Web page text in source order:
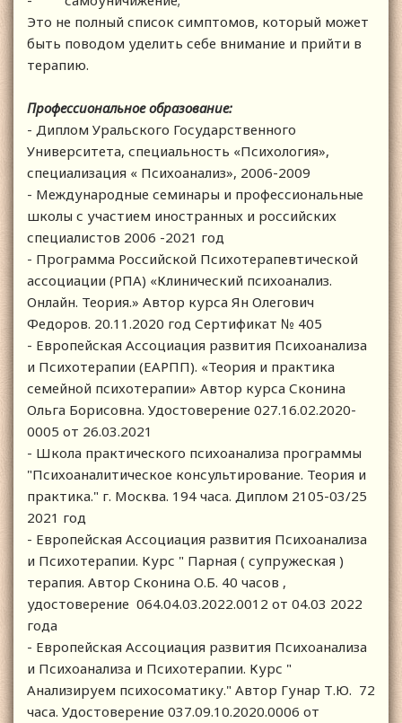
Это не полный список симптомов, который может
быть поводом уделить себе внимание и прийти в
терапию.
Профессиональное образование:
- Диплом Уральского Государственного
Университета, специальность «Психология»,
специализация « Психоанализ», 2006-2009
- Международные семинары и профессиональные
школы с участием иностранных и российских
специалистов 2006 -2021 год
- Программа Российской Психотерапевтической
ассоциации (РПА) «Клинический психоанализ.
Онлайн. Теория.» Автор курса Ян Олегович
Федоров. 20.11.2020 год Сертификат № 405
- Европейская Ассоциация развития Психоанализа
и Психотерапии (ЕАРПП). «Теория и практика
семейной психотерапии» Автор курса Сконина
Ольга Борисовна. Удостоверение 027.16.02.2020-
0005 от 26.03.2021
- Школа практического психоанализа программы
"Психоаналитическое консультирование. Теория и
практика." г. Москва. 194 часа. Диплом 2105-03/25
2021 год
- Европейская Ассоциация развития Психоанализа
и Психотерапии. Курс " Парная ( супружеская )
терапия. Автор Сконина О.Б. 40 часов ,
удостоверение 064.04.03.2022.0012 от 04.03 2022
года
- Европейская Ассоциация развития Психоанализа
и Психоанализа и Психотерапии. Курс "
Анализируем психосоматику." Автор Гунар Т.Ю. 72
часа. Удостоверение 037.09.10.2020.0006 от